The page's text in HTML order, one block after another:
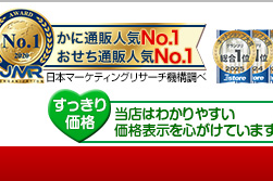
】
します。